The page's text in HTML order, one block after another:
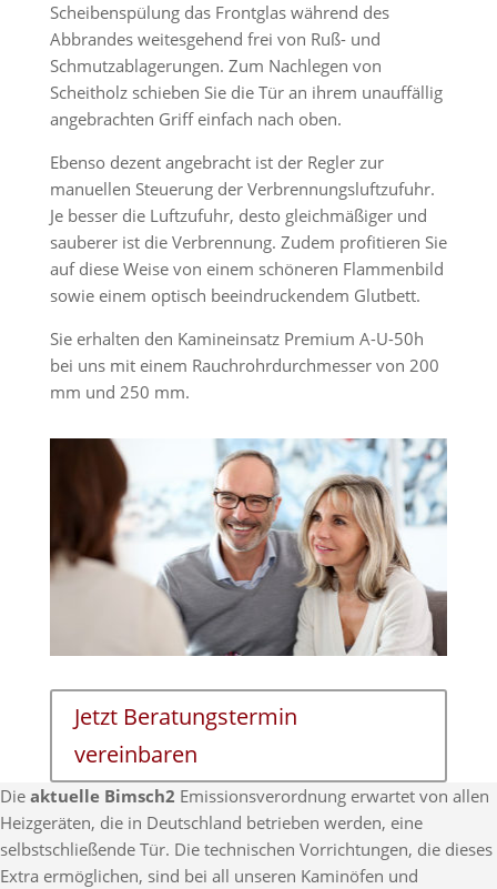
Scheibenspülung das Frontglas während des
Abbrandes weitesgehend frei von Ruß- und
Schmutzablagerungen. Zum Nachlegen von
Scheitholz schieben Sie die Tür an ihrem unauffällig
angebrachten Griff einfach nach oben.
Ebenso dezent angebracht ist der Regler zur
manuellen Steuerung der Verbrennungsluftzufuhr.
Je besser die Luftzufuhr, desto gleichmäßiger und
sauberer ist die Verbrennung. Zudem profitieren Sie
auf diese Weise von einem schöneren Flammenbild
sowie einem optisch beeindruckendem Glutbett.
Sie erhalten den Kamineinsatz Premium A-U-50h
bei uns mit einem Rauchrohrdurchmesser von 200
mm und 250 mm.
Jetzt Beratungstermin
vereinbaren
Die aktuelle Bimsch2 Emissionsverordnung erwartet von allen
Heizgeräten, die in Deutschland betrieben werden, eine
selbstschließende Tür. Die technischen Vorrichtungen, die dieses
Extra ermöglichen, sind bei all unseren Kaminöfen und